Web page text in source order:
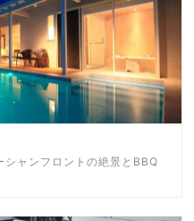
ャンフロントの絶景とBBQ